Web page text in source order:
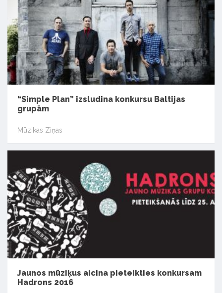
“Simple Plan” izsludina konkursu Baltijas
grupām
Mūzikas Ziņas
Jaunos mūziķus aicina pieteikties konkursam
Hadrons 2016